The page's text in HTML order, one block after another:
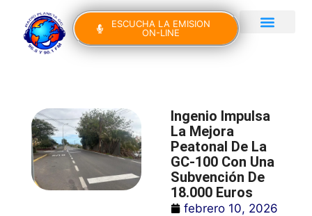
ESCUCHA LA EMISION
ON-LINE
Ingenio Impulsa
La Mejora
Peatonal De La
GC-100 Con Una
Subvención De
18.000 Euros
febrero 10, 2026